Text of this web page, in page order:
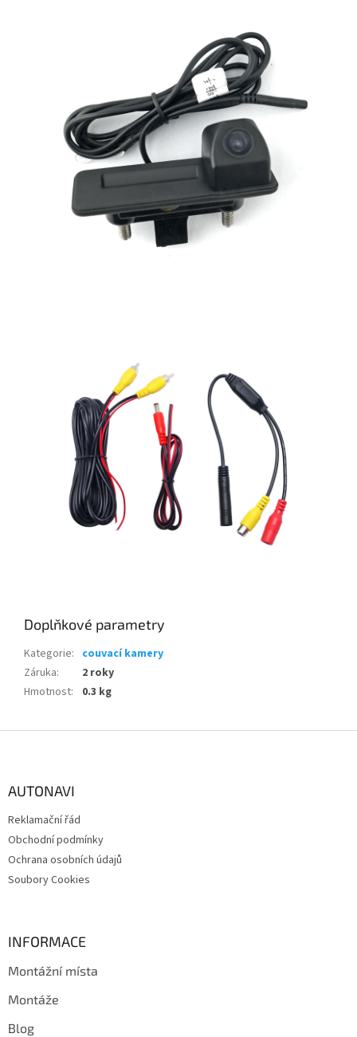
Doplňkové parametry
Kategorie: couvací kamery
Záruka:
2 roky
Hmotnost: 0.3 kg
AUTONAVI
Reklamační řád
Obchodní podmínky
Ochrana osobních údajů
Soubory Cookies
INFORMACE
Montážní místa
Montáže
Blog